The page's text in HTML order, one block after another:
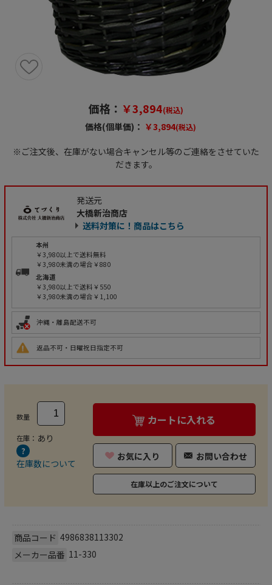
価格： ￥3,894(税込)
価格(個単価)： ￥3,894(税込)
※ご注文後、在庫がない場合キャンセル等のご連絡をさせていた
だきます。
発送元
大橋新治商店
送料対策に！商品はこちら
本州
￥3,980以上で送料無料
￥3,980未満の場合￥880
北海道
￥3,980以上で送料￥550
￥3,980未満の場合￥1,100
沖縄・離島配送不可
返品不可・日曜祝日指定不可
数量
在庫： あり
在庫数について
カートに入れる
お気に入り お問い合わせ
在庫以上のご注文について
商品コード 4986838113302
メーカー品番 11-330